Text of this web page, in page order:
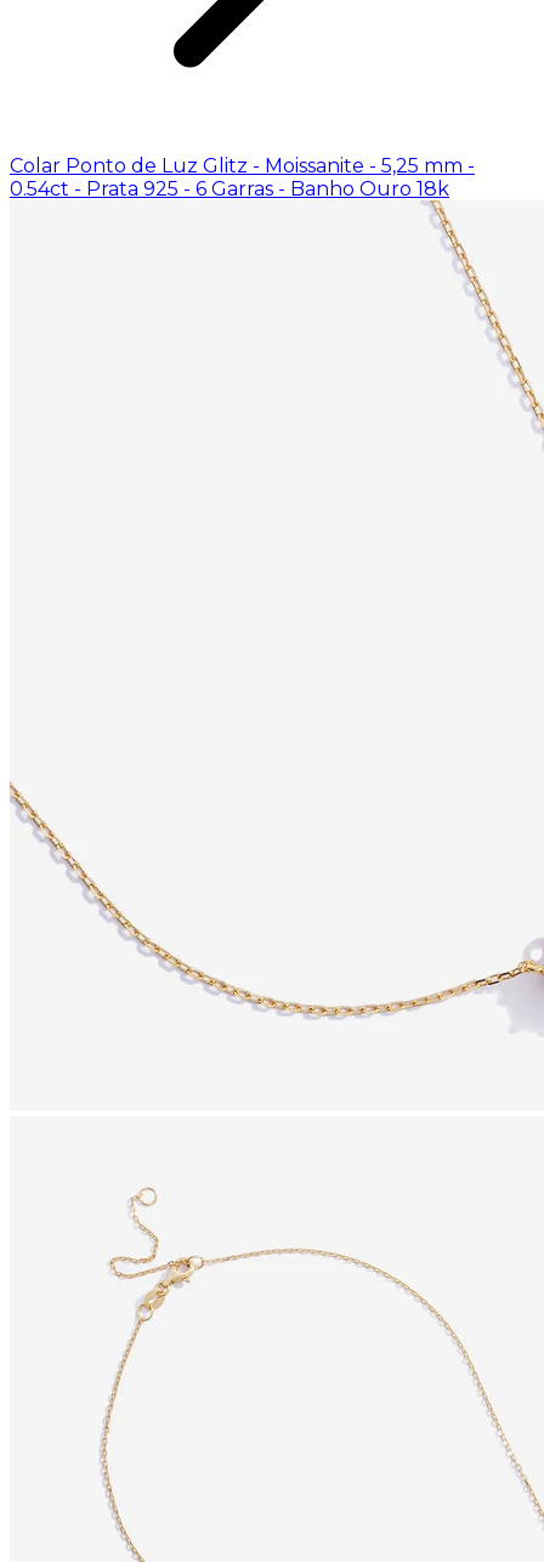
Colar Ponto de Luz Glitz - Moissanite - 5,25 mm -
0.54ct - Prata 925 - 6 Garras - Banho Ouro 18k